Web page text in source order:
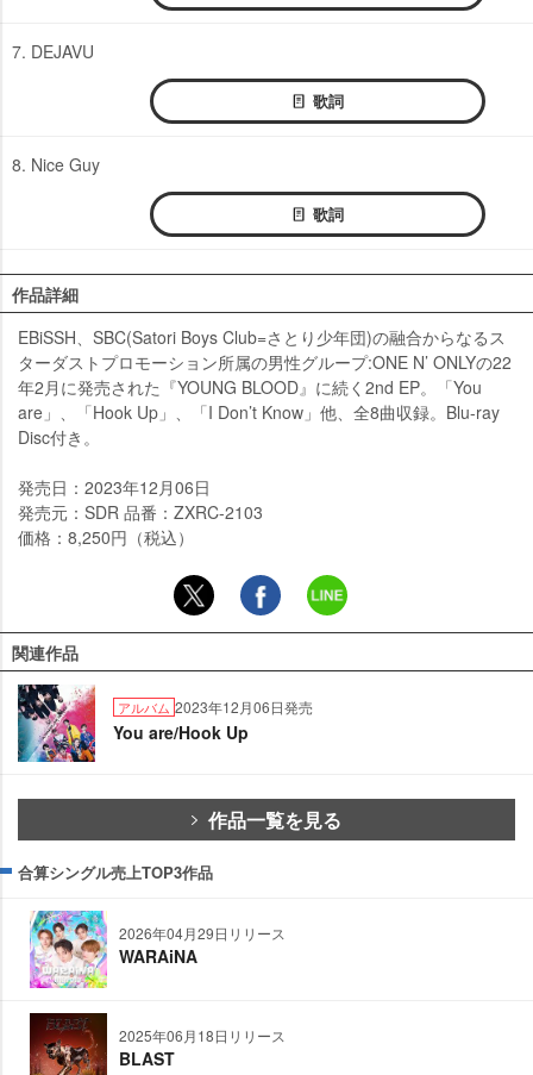
7. DEJAVU
歌詞
8. Nice Guy
歌詞
作品詳細
EBiSSH、SBC(Satori Boys Club=さとり少年団)の融合からなるス
ターダストプロモーション所属の男性グループ:ONE N’ ONLYの22
年2月に発売された『YOUNG BLOOD』に続く2nd EP。「You
are」、「Hook Up」、「I Don’t Know」他、全8曲収録。Blu-ray
Disc付き。
発売日：2023年12月06日
発売元：SDR 品番：ZXRC-2103
価格：8,250円（税込）
関連作品
アルバム 2023年12月06日発売
You are/Hook Up
作品一覧を見る
合算シングル売上TOP3作品
2026年04月29日リリース
WARAiNA
2025年06月18日リリース
BLAST